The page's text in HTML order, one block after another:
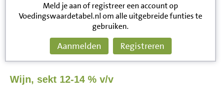
Meld je aan of registreer een account op
Voedingswaardetabel.nl om alle uitgebreide funties te
gebruiken.
Aanmelden Registreren
Wijn, sekt 12-14 % v/v